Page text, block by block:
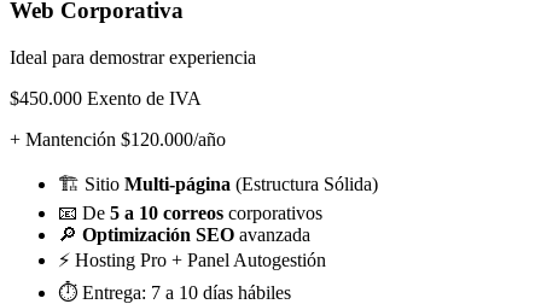
Web Corporativa
Ideal para demostrar experiencia
$450.000 Exento de IVA
+ Mantención $120.000/año
🏗️ Sitio Multi-página (Estructura Sólida)
📧 De 5 a 10 correos corporativos
🔎 Optimización SEO avanzada
⚡ Hosting Pro + Panel Autogestión
⏱️ Entrega: 7 a 10 días hábiles